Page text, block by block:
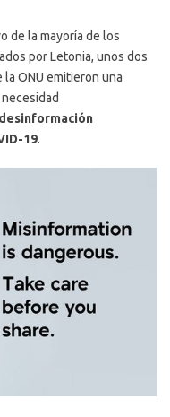
de la mayoría de los
por Letonia, unos dos
ONU emitieron una
19.